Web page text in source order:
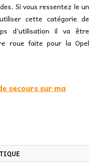
Si vous ressentez le un
cette catégorie de
d’utilisation il va être
roue faite pour la Opel
secours sur ma